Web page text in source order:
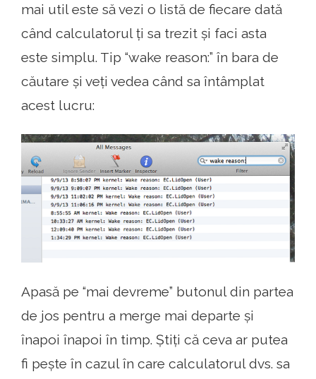
mai util este să vezi o listă de fiecare dată
când calculatorul ți sa trezit și faci asta
este simplu. Tip “wake reason:” în bara de
căutare și veți vedea când sa întâmplat
acest lucru:
Apasă pe “mai devreme” butonul din partea
de jos pentru a merge mai departe și
înapoi înapoi în timp. Știți că ceva ar putea
fi pește în cazul în care calculatorul dvs. sa